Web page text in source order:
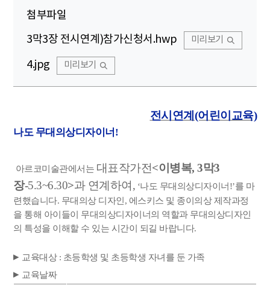
첨부파일
3막3장 전시연계)참가신청서.hwp
미리보기
4.jpg 미리보기
전시연계(어린이교육)
나도 무대의상디자이너!
아르코미술관에서는 대표작가전<이병복, 3막3
장-5.3~6.30>과 연계하여, ‘나도 무대의상디자이너!’를 마
련했습니다. 무대의상 디자인, 에스키스 및 종이의상 제작과정
을 통해 아이들이 무대의상디자이너의 역할과 무대의상디자인
의 특성을 이해할 수 있는 시간이 되길 바랍니다.
▸ 교육대상 : 초등학생 및 초등학생 자녀를 둔 가족
▸ 교육날짜